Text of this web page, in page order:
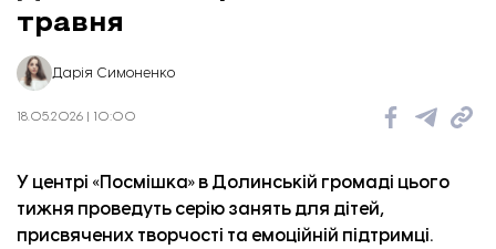
Відбудова. Життя
Колонки
Про нас
Редакційна політика
травня
Дарія Симоненко
18.05.2026 | 10:00
У центрі «Посмішка» в Долинській громаді цього
тижня проведуть серію занять для дітей,
присвячених творчості та емоційній підтримці.